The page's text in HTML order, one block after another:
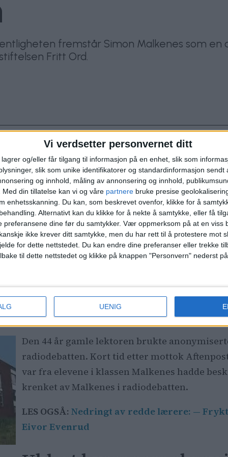
Vi verdsetter personvernet ditt
og/eller får tilgang til informasjon på en enhet, slik som
slik som unike identifikatorer og standardinformasjon sendt
og innhold, måling av annonsering og innhold,
Med din tillatelse kan vi og våre partnere bruke presise
enhetsskanning. Du kan, som beskrevet ovenfor, klikke for å
Alternativt kan du klikke for å nekte å samtykke, eller få
preferansene dine før du samtykker. Vær oppmerksom på at en viss
ikke krever ditt samtykke, men du har rett til å protestere mot
for dette nettstedet. Du kan endre dine preferanser eller trekke
til dette nettstedet og klikke på knappen "Personvern" nederst på
UENIG
fremstår Simon Malkenes som en
Fritt Ord.
kroner og en krystallvase. Prisen er en
skriver organisasjonen i en
i Oslo.
videregående skole og utdanningsetaten i
i media.
stammet fra skoleleders
skole startet etter at Malkenes i NRKs
videregående skoler.
Den 44 år gamle lektoren brukte
radiodebatten. Kort tid etter mottok
var fra elevene i klassen Malkenes hadde
krenket av Malkenes i radiodebatten.
LES OGSÅ: Nedringt av redde lærere: —
Eivor Evenrud